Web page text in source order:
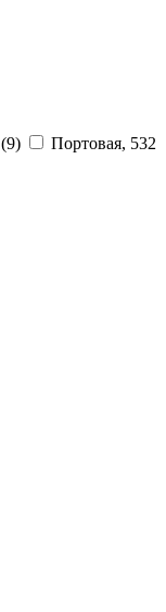
(9)
Портовая, 532